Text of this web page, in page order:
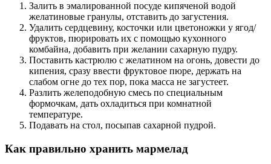
Залить в эмалированной посуде кипяченой водой
желатиновые гранулы, отставить до загустения.
Удалить сердцевину, косточки или цветоножки у ягод/
фруктов, пюрировать их с помощью кухонного
комбайна, добавить при желании сахарную пудру.
Поставить кастрюлю с желатином на огонь, довести до
кипения, сразу ввести фруктовое пюре, держать на
слабом огне до тех пор, пока масса не загустеет.
Разлить желеподобную смесь по специальным
формочкам, дать охладиться при комнатной
температуре.
Подавать на стол, посыпав сахарной пудрой.
Как правильно хранить мармелад